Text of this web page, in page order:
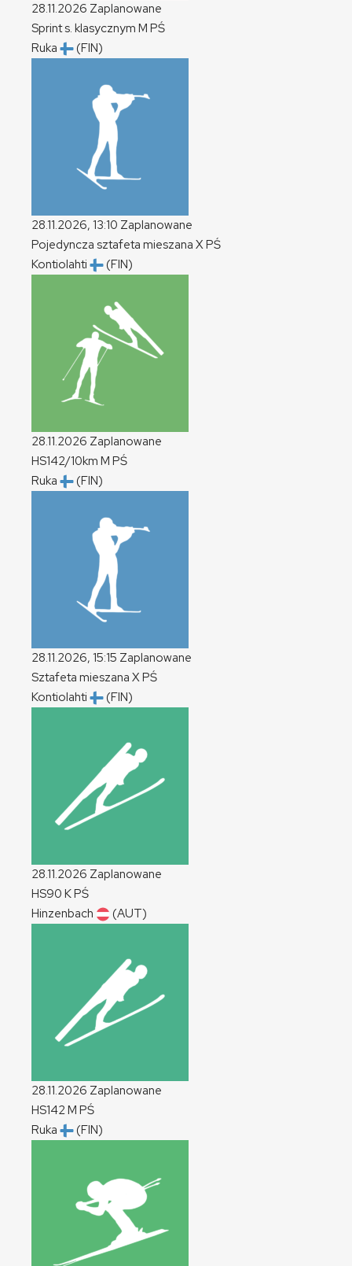
28.11.2026 Zaplanowane
Sprint s. klasycznym M PŚ
Ruka
(FIN)
28.11.2026, 13:10 Zaplanowane
Pojedyncza sztafeta mieszana XPŚ
Kontiolahti
(FIN)
28.11.2026 Zaplanowane
HS142/10km M PŚ
Ruka
(FIN)
28.11.2026, 15:15 Zaplanowane
Sztafeta mieszana XPŚ
Kontiolahti
(FIN)
28.11.2026 Zaplanowane
HS90 KPŚ
Hinzenbach
(AUT)
28.11.2026 Zaplanowane
HS142M PŚ
Ruka
(FIN)